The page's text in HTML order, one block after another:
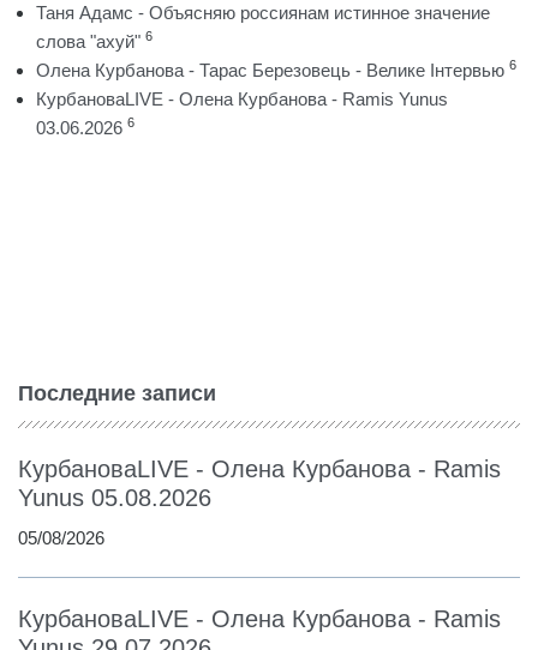
Таня Адамс - Объясняю россиянам истинное значение
слова "ахуй" 6
Олена Курбанова - Тарас Березовець - Велике Інтервью 6
КурбановаLIVE - Олена Курбанова - Ramis Yunus
03.06.2026 6
Последние записи
КурбановаLIVE - Олена Курбанова - Ramis
Yunus 05.08.2026
05/08/2026
КурбановаLIVE - Олена Курбанова - Ramis